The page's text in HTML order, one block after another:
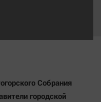
Собрания
городской